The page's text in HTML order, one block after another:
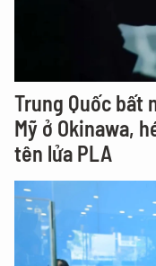
Trung Quốc bất
Mỹ ở Okinawa,
tên lửa PLA